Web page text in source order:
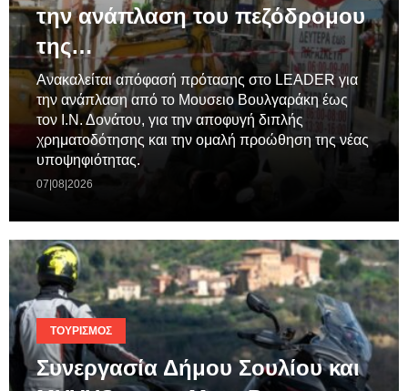
την ανάπλαση του πεζόδρομου
της…
Ανακαλείται απόφασή πρότασης στο LEADER για
την ανάπλαση από το Μουσειο Βουλγαράκη έως
τον Ι.Ν. Δονάτου, για την αποφυγή διπλής
χρηματοδότησης και την ομαλή προώθηση της νέας
υποψηφιότητας.
07|08|2026
ΤΟΥΡΙΣΜΌΣ
Συνεργασία Δήμου Σουλίου και